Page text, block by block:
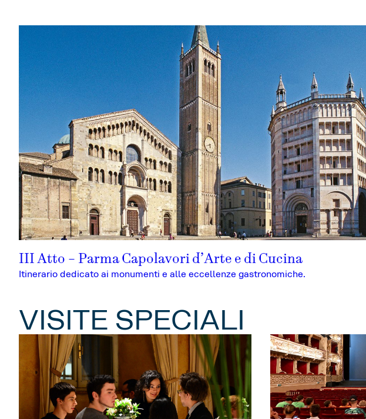
III Atto – Parma Capolavori d’Arte e di Cucina
Itinerario dedicato ai monumenti e alle eccellenze gastronomiche.
VISITE SPECIALI